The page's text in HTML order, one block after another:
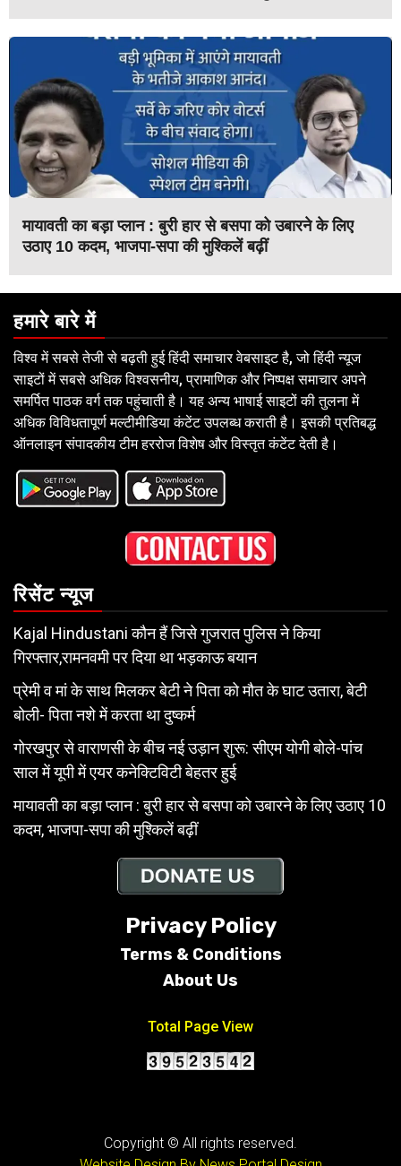
मायावती का बड़ा प्लान : बुरी हार से बसपा को उबारने के लिए
उठाए 10 कदम, भाजपा-सपा की मुश्किलें बढ़ीं
हमारे बारे में
विश्व में सबसे तेजी से बढ़ती हुई हिंदी समाचार वेबसाइट है, जो हिंदी न्यूज
साइटों में सबसे अधिक विश्वसनीय, प्रामाणिक और निष्पक्ष समाचार अपने
समर्पित पाठक वर्ग तक पहुंचाती है। यह अन्य भाषाई साइटों की तुलना में
अधिक विविधतापूर्ण मल्टीमीडिया कंटेंट उपलब्ध कराती है। इसकी प्रतिबद्ध
ऑनलाइन संपादकीय टीम हररोज विशेष और विस्तृत कंटेंट देती है।
रिसेंट न्यूज
Kajal Hindustani कौन हैं जिसे गुजरात पुलिस ने किया
गिरफ्तार,रामनवमी पर दिया था भड़काऊ बयान
प्रेमी व मां के साथ मिलकर बेटी ने पिता को मौत के घाट उतारा, बेटी
बोली- पिता नशे में करता था दुष्कर्म
गोरखपुर से वाराणसी के बीच नई उड़ान शुरू: सीएम योगी बोले-पांच
साल में यूपी में एयर कनेक्टिविटी बेहतर हुई
मायावती का बड़ा प्लान : बुरी हार से बसपा को उबारने के लिए उठाए 10
कदम, भाजपा-सपा की मुश्किलें बढ़ीं
Privacy Policy
Terms & Conditions
About Us
Total Page View
Copyright © All rights reserved.